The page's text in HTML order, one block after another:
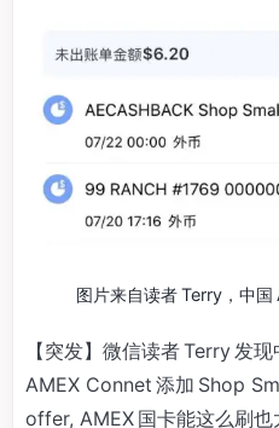
图片来自读者 Terry，中
【突发】微信读者 Terry 发
AMEX Connet 添加 Shop
offer, AMEX 国卡能这么刷